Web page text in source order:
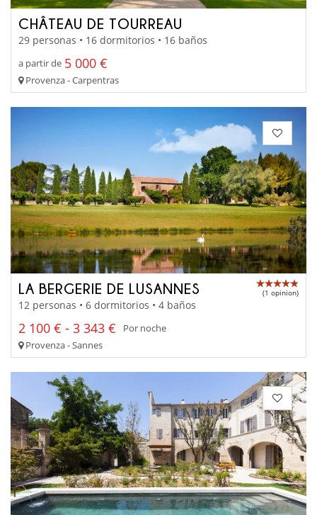
CHÂTEAU DE TOURREAU
29 personas • 16 dormitorios • 16 baños
a partir de 5 000 €
Provenza - Carpentras
LA BERGERIE DE LUSANNES (1 opinion)
12 personas • 6 dormitorios • 4 baños
2 100 € - 3 343 €
Por noche
Provenza - Sannes